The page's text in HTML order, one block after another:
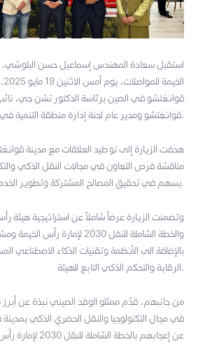
استقبل سعادة المهندس إسماعيل حسن البلوشي،
الخيمة
قوانغتشو في الصين برئاسة الدكتور تشن جي، نائب
هدفت الزيارة إلى توطيد العلاقات مع مدينة
مناقشة فرص التعاون في مجالات النقل الذكي
وتضمنت الزيارة عرضاً شاملاً عن استراتيجية هيئة رأس
والخطة الشاملة للنقل 2030 لإمارة رأس
بالإضافة الى الأنظمة وتقنيات الذكاء الاصطناعي
من جانبهم، قدّم ممثلو الوفد الصيني نبذة عن أبرز
في مجال التكنولوجيا والنقل الحضري الذكي بمدينة
عن إعجابهم بالخطة الشاملة